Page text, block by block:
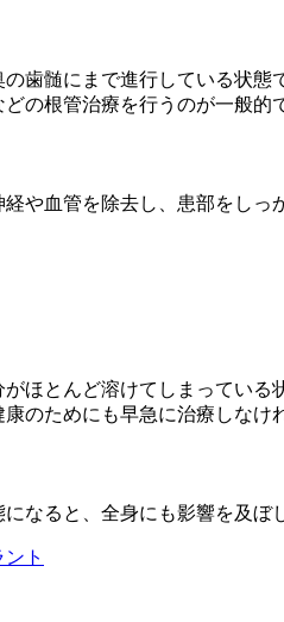
歯髄にまで進行している状
の根管治療を行うのが一般的
や血管を除去し、患部をしっ
ほとんど溶けてしまってい
のためにも早急に治療しなけ
なると、全身にも影響を及ぼ
ト